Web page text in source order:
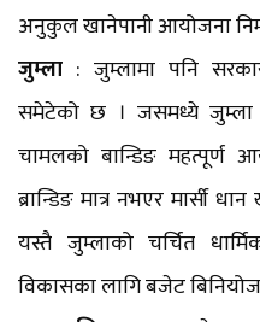
अनुकुल खानेपानी आयोजना
जुम्ला : जुम्लामा पनि
समेटेको छ । जसमध्ये जुम्ला
चामलको बान्डिङ महत्पूर्ण
ब्रान्डिङ मात्र नभएर मार्सी
यस्तै जुम्लाको चर्चित
विकासका लागि बजेट